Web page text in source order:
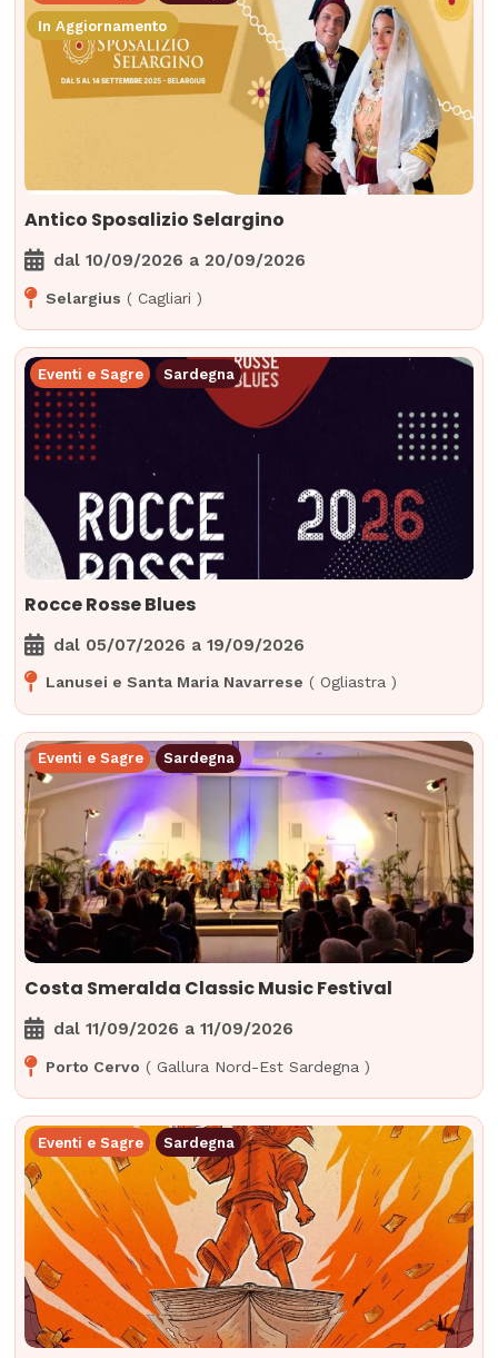
In Aggiornamento
Antico Sposalizio Selargino
dal10/09/2026 a 20/09/2026
Selargius ( Cagliari )
Eventi e Sagre Sardegna
Rocce Rosse Blues
dal 05/07/2026 a 19/09/2026
Lanusei e Santa Maria Navarrese ( Ogliastra )
Eventi e Sagre Sardegna
Costa Smeralda Classic Music Festival
dal11/09/2026 a 11/09/2026
Porto Cervo ( Gallura Nord-Est Sardegna )
Eventi e Sagre Sardegna